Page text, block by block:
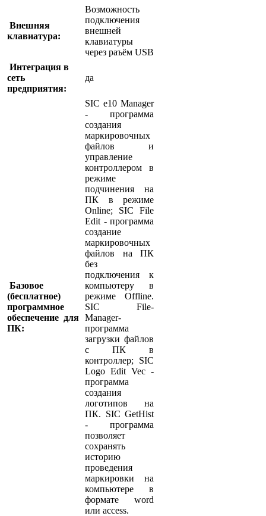
Внешняя
клавиатура:
Возможность
подключения
внешней
клавиатуры
через раъём USB
Интеграция в
сеть
предприятия:
да
Базовое
(бесплатное)
программное
обеспечение для
ПК:
SIC e10 Manager
- программа
создания
маркировочных
файлов и
управление
контроллером в
режиме
подчинения на
ПК в режиме
Online; SIC File
Edit - программа
создание
маркировочных
файлов на ПК
без
подключения к
компьютеру в
режиме Offline.
SIC File-
Manager-
программа
загрузки файлов
с ПК в
контроллер; SIC
Logo Edit Vec -
программа
создания
логотипов на
ПК. SIC GetHist
- программа
позволяет
сохранять
историю
проведения
маркировки на
компьютере в
формате word
или access.